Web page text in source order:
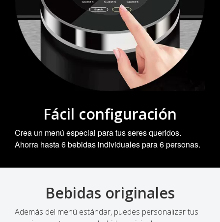
Fácil configuración
Crea un menú especial para tus seres queridos.
Ahorra hasta 6 bebidas individuales para 6 personas.
Bebidas originales
Además del menú estándar, puedes personalizar tus